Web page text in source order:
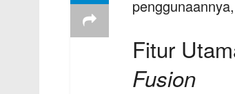
Fitur
Fusion